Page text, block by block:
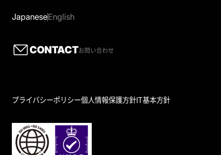
JapaneseEnglish
CONTACTお問い合わせ
プライバシーポリシー個人情報保護方針IT基本方針